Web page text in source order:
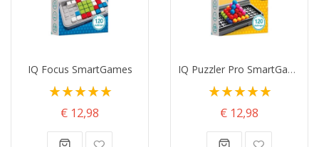
IQ Focus SmartGames
Waardering:
100%€ 12,98
IQ Puzzler Pro SmartGames
Waardering:
100%€ 12,98